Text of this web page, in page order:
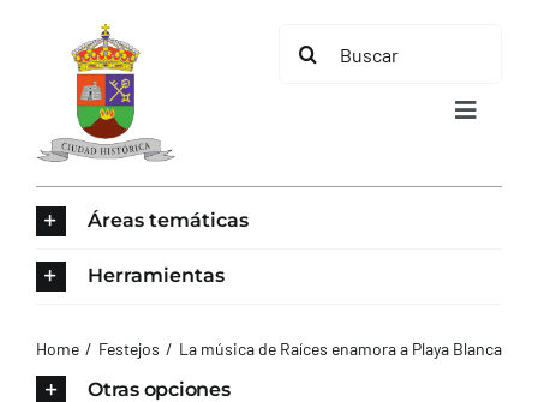
contenido
Buscar:
Toggle
Áreas temáticas
Herramientas
Home Festejos La música de Raíces enamora a Playa Blanca
Otras opciones